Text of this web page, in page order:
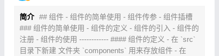
简介 ## 组件 - 组件的简单使用 - 组件传参 - 组件插槽
### 组件的简单使用 - 组件的定义 - 组件的引入 - 组件的
注册 - 组件的使用 ------------ #### 组件的定义 - 在 `src`
目录下新建 文件夹 `components` 用来存放组件 - 在